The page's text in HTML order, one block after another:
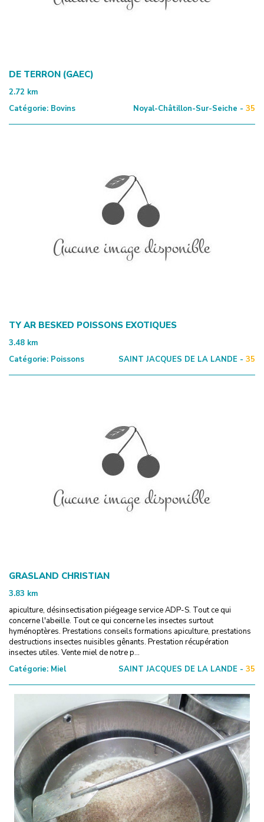
DE TERRON (GAEC)
2.72 km
Catégorie: Bovins Noyal-Châtillon-Sur-Seiche - 35
TY AR BESKED POISSONS EXOTIQUES
3.48 km
Catégorie: Poissons SAINT JACQUES DE LA LANDE - 35
GRASLAND CHRISTIAN
3.83 km
apiculture, désinsectisation piégeage service ADP-S. Tout ce qui
concerne l'abeille. Tout ce qui concerne les insectes surtout
hyménoptères. Prestations conseils formations apiculture, prestations
destructions insectes nuisibles gênants. Prestation récupération
insectes utiles. Vente miel de notre p...
Catégorie: Miel SAINT JACQUES DE LA LANDE - 35